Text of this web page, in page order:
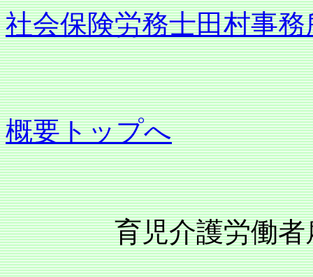
社会保険労務士田村事
概要トップへ
育児介護労働者雇